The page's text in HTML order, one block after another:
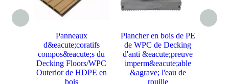
Panneaux
d&eacute;coratifs
compos&eacute;s du
Decking Floors/WPC
Outerior de HDPE en
bois
Plancher en bois de PE
de WPC de Decking
d'anti &eacute;preuve
imperm&eacute;able
&agrave; l'eau de
rouille